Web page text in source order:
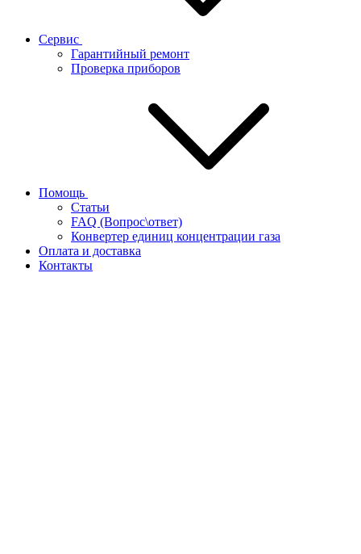
Сервис
Гарантийный ремонт
Проверка приборов
Помощь
Статьи
FAQ (Вопрос\ответ)
Конвертер единиц концентрации газа
Оплата и доставка
Контакты